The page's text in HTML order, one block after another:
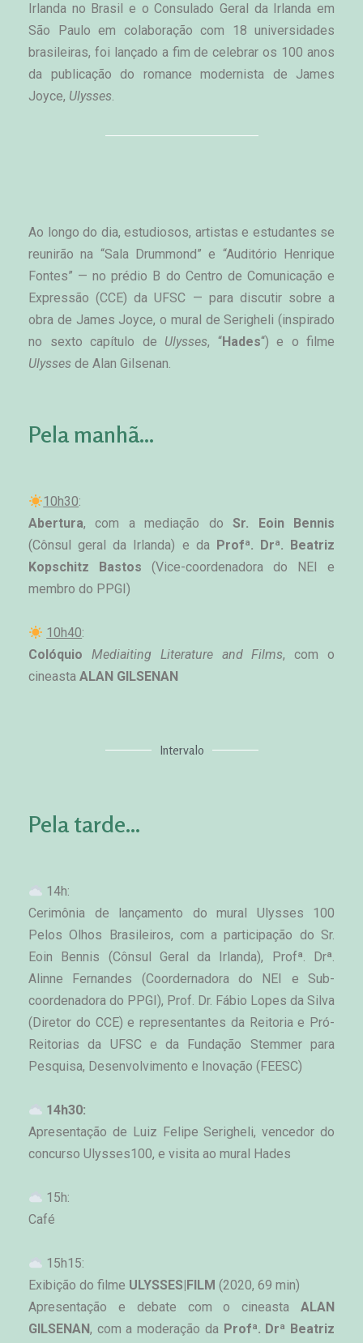
Irlanda no Brasil e o Consulado Geral da Irlanda em
São Paulo em colaboração com 18 universidades
brasileiras, foi lançado a fim de celebrar os 100 anos
da publicação do romance modernista de James
Joyce, Ulysses.
Ao longo do dia, estudiosos, artistas e estudantes se
reunirão na “Sala Drummond” e “Auditório Henrique
Fontes” — no prédio B do Centro de Comunicação e
Expressão (CCE) da UFSC — para discutir sobre a
obra de James Joyce, o mural de Serigheli (inspirado
no sexto capítulo de Ulysses, “Hades
Ulysses de Alan Gilsenan.
Pela manhã...
10h30:
Abertura, com a mediação do Sr. Eoin Bennis
(Cônsul geral da Irlanda) e da Profª. Drª. Beatriz
Kopschitz Bastos (Vice-coordenadora do NEI e
membro do PPGI)
10h40:
Colóquio
Mediaiting Literature and Films, com o
cineasta ALAN GILSENAN
Intervalo
Pela tarde...
14h:
Cerimônia de lançamento do mural Ulysses 100
Pelos Olhos Brasileiros, com a participação do Sr.
Eoin Bennis (Cônsul Geral da Irlanda), Profª. Drª.
Alinne Fernandes (Coordernadora do NEI e Sub-
coordenadora do PPGI), Prof. Dr. Fábio Lopes da Silva
(Diretor do CCE) e representantes da Reitoria e Pró-
Reitorias da UFSC e da Fundação Stemmer para
Pesquisa, Desenvolvimento e Inovação (FEESC)
14h30:
Apresentação de Luiz Felipe Serigheli, vencedor do
concurso Ulysses100, e visita ao mural Hades
15h:
Café
15h15:
Exibição do filme ULYSSES|FILM (2020, 69 min)
Apresentação e debate com o cineasta ALAN
GILSENAN, com a moderação da Profª. Drª Beatriz